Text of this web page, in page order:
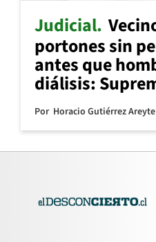
Judicial
portones sin
antes que
diálisis:
Por Horacio Gutiérrez Areyte